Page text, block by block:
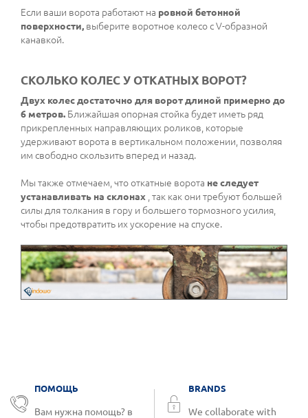
Если ваши ворота работают на ровной бетонной
поверхности, выберите воротное колесо с V-образной
канавкой.
СКОЛЬКО КОЛЕС У ОТКАТНЫХ ВОРОТ?
Двух колес достаточно для ворот длиной примерно до
6 метров. Ближайшая опорная стойка будет иметь ряд
прикрепленных направляющих роликов, которые
удерживают ворота в вертикальном положении, позволяя
им свободно скользить вперед и назад.
Мы также отмечаем, что откатные ворота не следует
устанавливать на склонах , так как они требуют большей
силы для толкания в гору и большего тормозного усилия,
чтобы предотвратить их ускорение на спуске.
ПОМОЩЬ
Вам нужна помощь? в
BRANDS
We collaborate with